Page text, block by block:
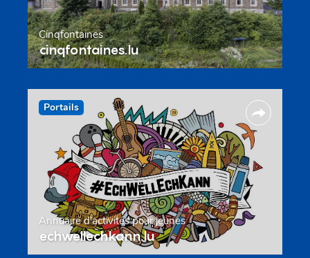
Cinqfontaines
cinqfontaines.lu
Portails
Annuaire d’activités pour jeunes
echwellechkann.lu